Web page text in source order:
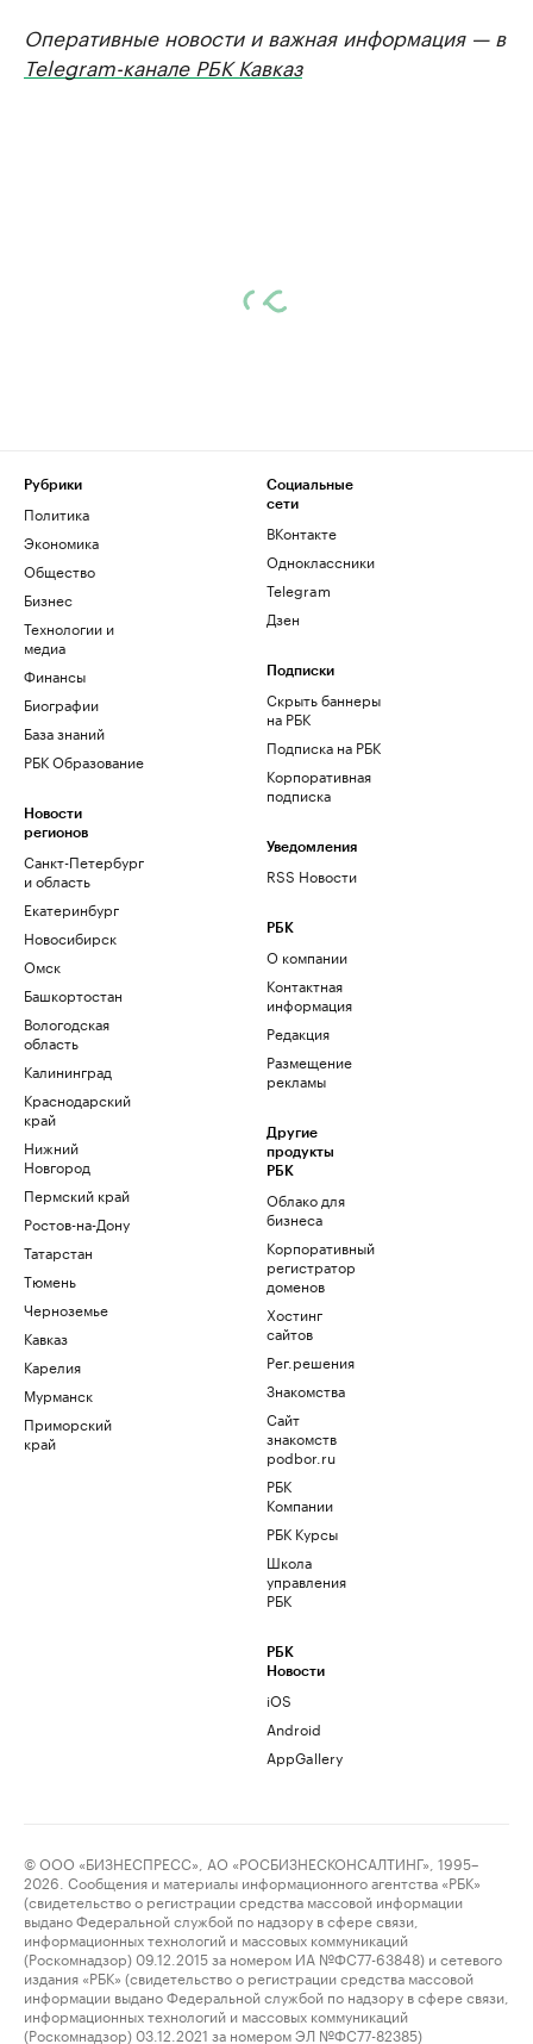
Оперативные новости и важная информация — в
Telegram-канале РБК Кавказ
Рубрики
Политика
Экономика
Общество
Бизнес
Технологии и
медиа
Финансы
Биографии
База знаний
РБК Образование
Новости
регионов
Санкт-Петербург
и область
Екатеринбург
Новосибирск
Омск
Башкортостан
Вологодская
область
Калининград
Краснодарский
край
Нижний
Новгород
Пермский край
Ростов-на-Дону
Татарстан
Тюмень
Черноземье
Кавказ
Карелия
Мурманск
Приморский
край
Социальные
сети
ВКонтакте
Одноклассники
Telegram
Дзен
Подписки
Скрыть баннеры
на РБК
Подписка на РБК
Корпоративная
подписка
Уведомления
RSS Новости
РБК
О компании
Контактная
информация
Редакция
Размещение
рекламы
Другие
продукты
РБК
Облако для
бизнеса
Корпоративный
регистратор
доменов
Хостинг
сайтов
Рег.решения
Знакомства
Сайт
знакомств
podbor.ru
РБК
Компании
РБК Курсы
Школа
управления
РБК
РБК
Новости
iOS
Android
AppGallery
© ООО «БИЗНЕСПРЕСС», АО «РОСБИЗНЕСКОНСАЛТИНГ», 1995–
2026. Сообщения и материалы информационного агентства «РБК»
(свидетельство о регистрации средства массовой информации
выдано Федеральной службой по надзору в сфере связи,
информационных технологий и массовых коммуникаций
(Роскомнадзор) 09.12.2015 за номером ИА №ФС77-63848) и сетевого
издания «РБК» (свидетельство о регистрации средства массовой
информации выдано Федеральной службой по надзору в сфере связи,
информационных технологий и массовых коммуникаций
(Роскомнадзор) 03.12.2021 за номером ЭЛ №ФС77-82385)